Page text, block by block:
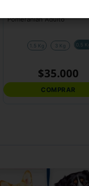
Pomeranian Adulto
1.5 Kg 3 Kg 0.5
$35.000
COMPRAR